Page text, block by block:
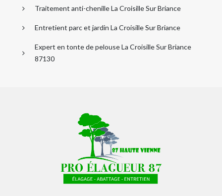
Traitement anti-chenille La Croisille Sur Briance
Entretient parc et jardin La Croisille Sur Briance
Expert en tonte de pelouse La Croisille Sur Briance
87130